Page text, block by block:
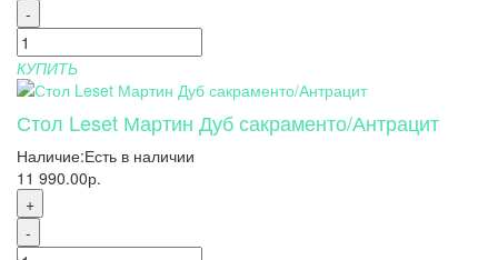
-
КУПИТЬ
Стол Leset Мартин Дуб сакраменто/Антрацит
Наличие:Есть в наличии
11 990.00р.
+
-